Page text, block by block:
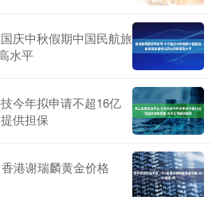
庆中秋假期中国民航旅
水平
今年拟申请不超16亿
供担保
港谢瑞麟黄金价格